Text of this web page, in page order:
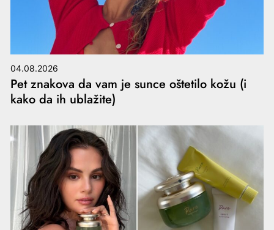
04.08.2026
Pet znakova da vam je sunce oštetilo kožu (i
kako da ih ublažite)